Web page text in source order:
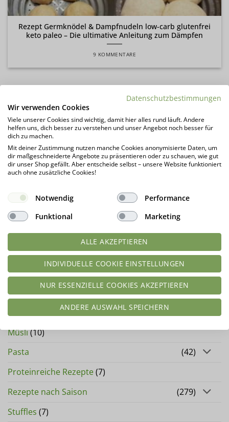
REZEPT-KATEGORIEN
Aktionen(1)
Alle Rezepte(817)
Anleitungen
Brunch (112)
Burger
(7)
Frühstück(42)
Gästebuch(2)
Herzhafte Rezepte
(284)
Kalorienarme Rezepte(163)
Klassiker
Müsli(10)
Pasta
(42)
Proteinreiche Rezepte(7)
Rezepte nach Saison
(279)
Stuffles (7)
Rezept Germknödel & Dampfnudeln low-carb glutenfrei
keto paleo – Die ultimative Anleitung zum Dämpfen
9 KOMMENTARE
Datenschutzbestimmungen
Wir verwenden Cookies
Viele unserer Cookies sind wichtig, damit hier alles rund läuft. Andere
helfen uns, dich besser zu verstehen und unser Angebot noch besser für
dich zu machen.
Mit deiner Zustimmung nutzen manche Cookies anonymisierte Daten, um
dir maßgeschneiderte Angebote zu präsentieren oder zu schauen, wie gut
dir unser Shop gefällt. Aber entscheide selbst – unsere Website funktioniert
auch ohne zusätzliche Cookies!
Notwendig
Performance
Funktional
Marketing
ALLE AKZEPTIEREN
INDIVIDUELLE COOKIE EINSTELLUNGEN
NUR ESSENZIELLE COOKIES AKZEPTIEREN
ANDERE AUSWAHL SPEICHERN